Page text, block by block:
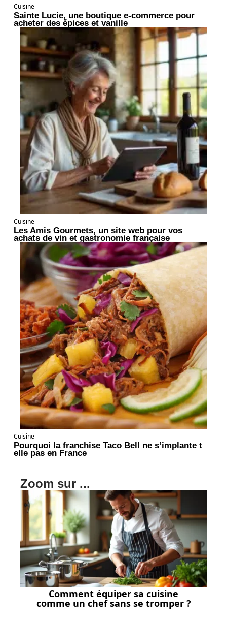
Cuisine
Sainte Lucie, une boutique e-commerce pour
acheter des épices et vanille
Cuisine
Les Amis Gourmets, un site web pour vos
achats de vin et gastronomie française
Cuisine
Pourquoi la franchise Taco Bell ne s’implante t
elle pas en France
Zoom sur ...
Comment équiper sa cuisine
comme un chef sans se tromper ?